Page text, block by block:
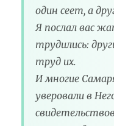
один сеет, а
Я послал вас
трудились:
труд их.
И многие
уверовали в